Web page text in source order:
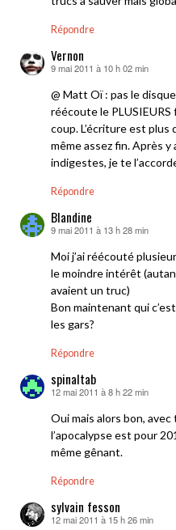
Répondre
Vernon
dit :
9 mai 2011 à 10 h 02 min
@ Matt Oï : pas le
réécoute le
coup. L’écriture est plus
même assez fin. Après
indigestes, je te
Répondre
Blandine
dit :
9 mai 2011 à 13 h 28 min
Moi j’ai réécouté
le moindre intérêt
avaient un truc)
Bon maintenant qui
les gars?
Répondre
spinaltab
dit :
12 mai 2011 à 8 h 22 min
Oui mais alors bon,
l’apocalypse est pour
même gênant.
Répondre
sylvain fesson
dit :
12 mai 2011 à 15 h 26 min